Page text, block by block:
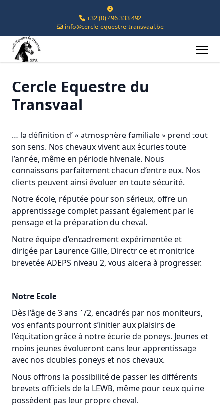
+32 (0) 496 333 492
info@cercle-equestre-transvaal.be
Présentation
Cercle Equestre du
Transvaal
… la définition d’ « atmosphère familiale » prend tout
son sens. Nos chevaux vivent aux écuries toute
l’année, même en période hivenale. Nous
connaissons parfaitement chacun d’entre eux. Nos
clients peuvent ainsi évoluer en toute sécurité.
Notre école, réputée pour son sérieux, offre un
apprentissage complet passant également par le
pensage et la préparation du cheval.
Notre équipe d’encadrement expérimentée et
dirigée par Laurence Gille, Directrice et monitrice
brevetée ADEPS niveau 2, vous aidera à progresser.
Notre Ecole
Dès l’âge de 3 ans 1/2, encadrés par nos moniteurs,
vos enfants pourront s’initier aux plaisirs de
l’équitation grâce à notre écurie de poneys. Jeunes et
moins jeunes évolueront dans leur apprentissage
avec nos doubles poneys et nos chevaux.
Nous offrons la possibilité de passer les différents
brevets officiels de la LEWB, même pour ceux qui ne
possèdent pas leur propre cheval.